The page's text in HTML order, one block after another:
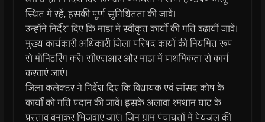
स्थित में रहें, इसकी पूर्ण सुनिश्चितता की जावें।
उन्‍होंने निर्देश दिए कि माडा में स्‍वीकृत कार्यो की गति बढायीं जावें।
मुख्‍य कार्यकारी अधिकारी जिला परिषद कार्यो की नियमित रूप
से मॉनिटरिंग करें। सीएसआर और माडा में प्राथमिकता से कार्य
करवाएं जाएं।
जिला कलेक्‍टर ने निर्देश दिए कि विधायक एवं सांसद कोष के
कार्यों को गति प्रदान की जावें। इसके अलावा श्मशान घाट के
प्रस्‍ताव बनाकर भिजवाएं जाएं। जिन ग्राम पंचायतों में पेयजल की